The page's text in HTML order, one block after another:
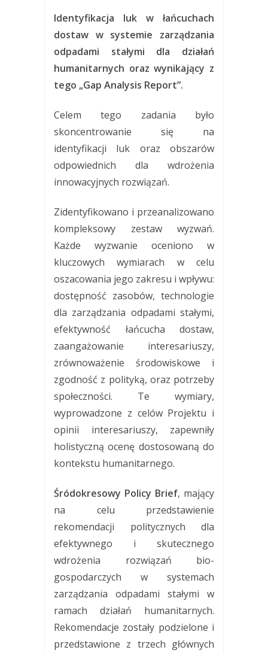
Identyfikacja luk w łańcuchach
dostaw w systemie zarządzania
odpadami stałymi dla działań
humanitarnych oraz wynikający z
tego „Gap Analysis Report”.
Celem tego zadania było
skoncentrowanie się na
identyfikacji luk oraz obszarów
odpowiednich dla wdrożenia
innowacyjnych rozwiązań.
Zidentyfikowano i przeanalizowano
kompleksowy zestaw wyzwań.
Każde wyzwanie oceniono w
kluczowych wymiarach w celu
oszacowania jego zakresu i wpływu:
dostępność zasobów, technologie
dla zarządzania odpadami stałymi,
efektywność łańcucha dostaw,
zaangażowanie interesariuszy,
zrównoważenie środowiskowe i
zgodność z polityką, oraz potrzeby
społeczności. Te wymiary,
wyprowadzone z celów Projektu i
opinii interesariuszy, zapewniły
holistyczną ocenę dostosowaną do
kontekstu humanitarnego.
Śródokresowy Policy Brief, mający
na celu przedstawienie
rekomendacji politycznych dla
efektywnego i skutecznego
wdrożenia rozwiązań bio-
gospodarczych w systemach
zarządzania odpadami stałymi w
ramach działań humanitarnych.
Rekomendacje zostały podzielone i
przedstawione z trzech głównych